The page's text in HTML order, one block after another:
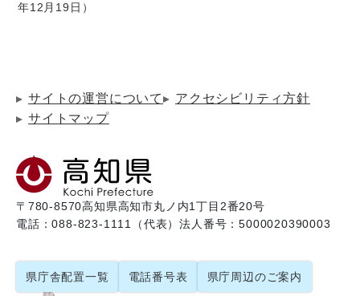
年12月19日
サイトの運営について
アクセシビリティ方針
サイトマップ
〒780-8570高知県高知市丸ノ内1丁目2番20号
電話：088-823-1111（代表）法人番号：5000020390003
県庁舎配置一覧 電話番号表 県庁周辺のご案内